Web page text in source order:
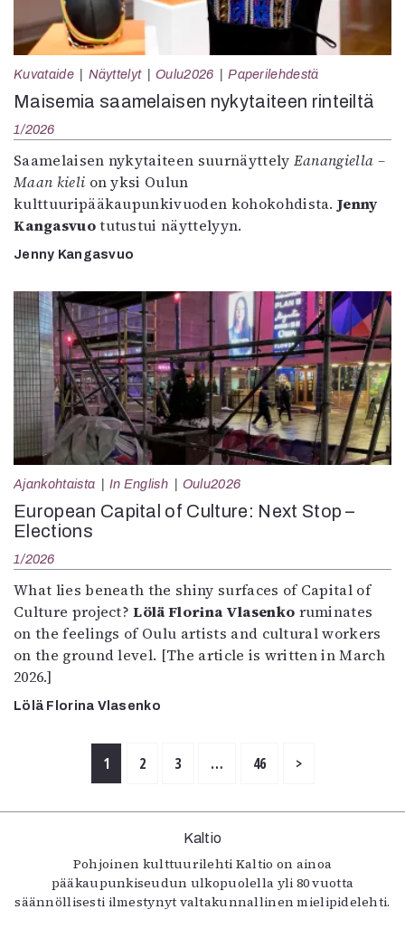
Kuvataide Näyttelyt Oulu2026 Paperilehdestä
Maisemia saamelaisen nykytaiteen rinteiltä
1/2026
Saamelaisen nykytaiteen suurnäyttely Eanangiella –
Maan kieli on yksi Oulun
kulttuuripääkaupunkivuoden kohokohdista.Jenny
Kangasvuotutustui näyttelyyn.
Jenny Kangasvuo
Ajankohtaista In English Oulu2026
European Capital of Culture: Next Stop –
Elections
1/2026
What lies beneath the shiny surfaces of Capital of
Culture project?Lölä Florina Vlasenko ruminates
on the feelings of Oulu artists and cultural workers
on the ground level. [The article is written in March
2026.]
Lölä Florina Vlasenko
1 2 3 … 46 >
Kaltio
Pohjoinen kulttuurilehti Kaltio on ainoa
pääkaupunkiseudun ulkopuolella yli 80 vuotta
säännöllisesti ilmestynyt valtakunnallinen mielipidelehti.